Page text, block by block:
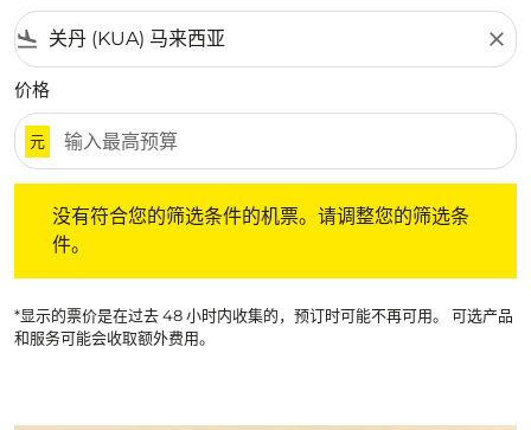
flight_land close
价格
元
没有符合您的筛选条件的机票。请调整您的筛选条
件。
*显示的票价是在过去 48 小时内收集的，预订时可能不再可用。 可选产品
和服务可能会收取额外费用。